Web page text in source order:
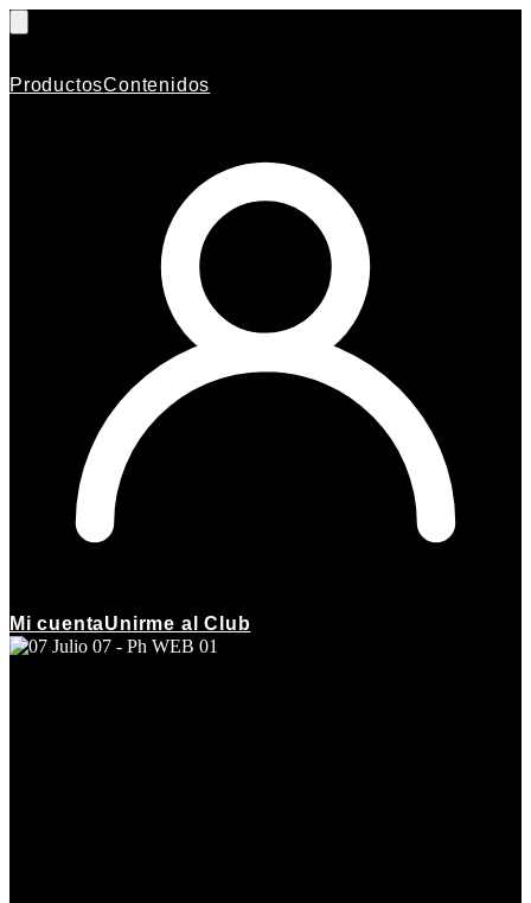
ProductosContenidos
Mi cuentaUnirme al Club